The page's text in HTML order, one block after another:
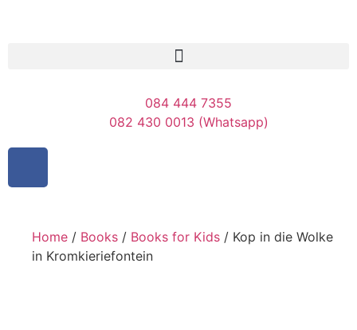
084 444 7355
082 430 0013 (Whatsapp)
Home / Books / Books for Kids / Kop in die Wolke
in Kromkieriefontein